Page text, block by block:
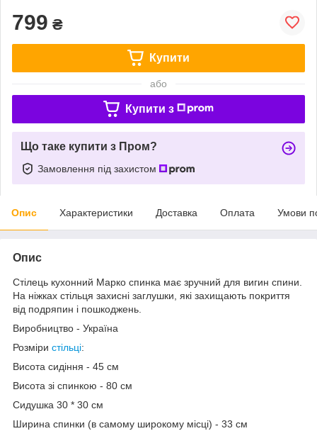
799 ₴
Купити
або
Купити з
Що таке купити з Пром?
Замовлення під захистом
Опис Характеристики Доставка Оплата Умови
Опис
Стілець кухонний Марко спинка має зручний для вигин спини.
На ніжках стільця захисні заглушки, які захищають покриття
від подряпин і пошкоджень.
Виробництво - Україна
Розміри стільці:
Висота сидіння - 45 см
Висота зі спинкою - 80 см
Сидушка 30 * 30 см
Ширина спинки (в самому широкому місці) - 33 см